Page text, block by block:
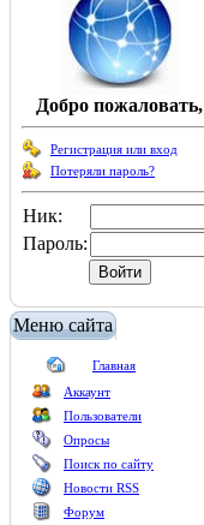
Добро пожаловать,
Регистрация или вход
Потеряли пароль?
Ник:
Пароль:
Меню сайта
Главная
Аккаунт
Пользователи
Опросы
Поиск по сайту
Новости RSS
Форум